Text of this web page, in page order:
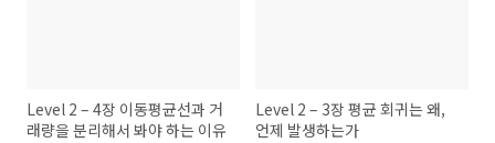
Level 2 – 4장 이동평균선과 거
래량을 분리해서 봐야 하는 이유
Level 2 – 3장 평균 회귀는 왜,
언제 발생하는가